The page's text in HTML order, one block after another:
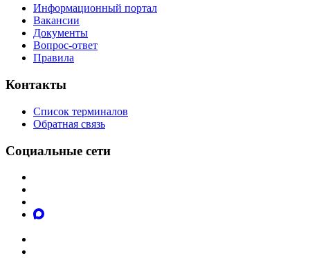
Информационный портал
Вакансии
Документы
Вопрос-ответ
Правила
Контакты
Список терминалов
Обратная связь
Социальные сети